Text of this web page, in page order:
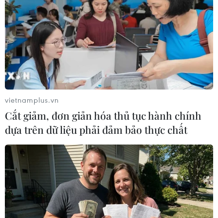
TIN LIÊN QUAN
vietnamplus.vn
Cắt giảm, đơn giản hóa thủ tục hành chính
dựa trên dữ liệu phải đảm bảo thực chất